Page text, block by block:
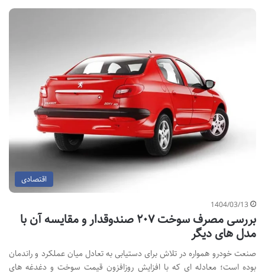
اقتصادی
1404/03/13
بررسی مصرف سوخت ۲۰۷ صندوقدار و مقایسه آن با
مدل های دیگر
صنعت خودرو همواره در تلاش برای دستیابی به تعادل میان عملکرد و راندمان
بوده است؛ معادله ای که با افزایش روزافزون قیمت سوخت و دغدغه های